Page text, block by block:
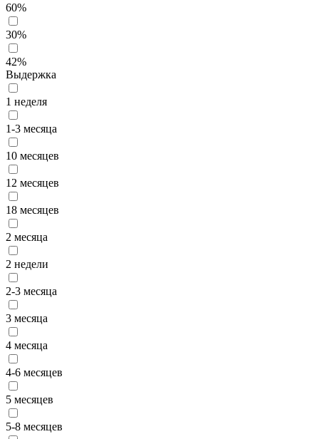
60%
30%
42%
Выдержка
1 неделя
1-3 месяца
10 месяцев
12 месяцев
18 месяцев
2 месяца
2 недели
2-3 месяца
3 месяца
4 месяца
4-6 месяцев
5 месяцев
5-8 месяцев